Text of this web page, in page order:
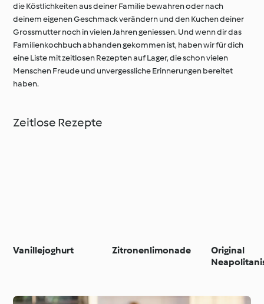
die Köstlichkeiten aus deiner Familie bewahren oder nach
deinem eigenen Geschmack verändern und den Kuchen deiner
Grossmutter noch in vielen Jahren geniessen. Und wenn dir das
Familienkochbuch abhanden gekommen ist, haben wir für dich
eine Liste mit zeitlosen Rezepten auf Lager, die schon vielen
Menschen Freude und unvergessliche Erinnerungen bereitet
haben.
Zeitlose Rezepte
Vanillejoghurt Zitronenlimonade
Original